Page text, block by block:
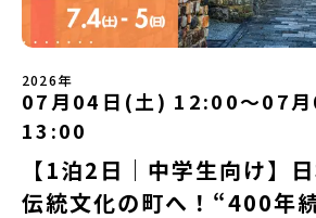
伝統文化に触れたり、本物の冒険が待ってい
て」が「一生の友達」に変わる！全国から
い！」「今の自分を変えたい！」と思って
集合！地元の高校生と一緒にご飯を食べて語
で最高の仲間になる！🔥 ③宿泊費・体験費は
を離れる初めての一人旅でも大丈夫。頼れる
ポートするので安心・安全です！ーーーーー
ーーーーーーーーー📺 全体オンライン説明会
2026年4月22日に開催された説明会の録画
の動画を見れば、あなたの「なんとなく不安
2026年
07月04日(土) 12:00〜07
13:00
【1泊2日｜中学生向け】
伝統文化の町へ！“400年